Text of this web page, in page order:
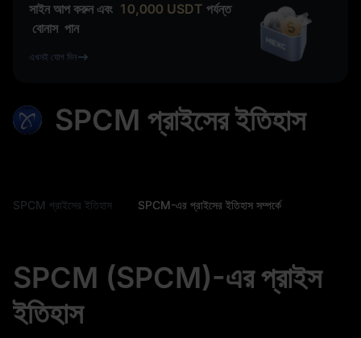
সাইন আপ করুন এবং 10,000 USDT পর্যন্ত
বোনাস পান
এখনই যোগ দিন
SPCM প্রাইসের ইতিহাস
SPCM প্রাইসের ইতিহাস SPCM-এর প্রাইসের ইতিহাস সম্পর্কে
SPCM (SPCM)-এর প্রাইস
ইতিহাস